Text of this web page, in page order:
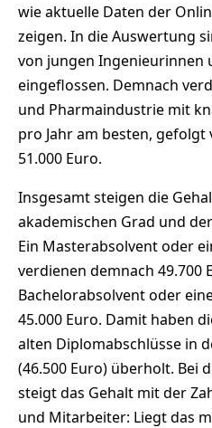
wie aktuelle Daten der
zeigen. In die Auswertung
von jungen Ingenieurinnen
eingeflossen. Demnach
und Pharmaindustrie mit
pro Jahr am besten,
51.000 Euro.
Insgesamt steigen die
akademischen Grad und
Ein Masterabsolvent oder
verdienen demnach 49.700
Bachelorabsolvent oder
45.000 Euro. Damit haben
alten Diplomabschlüsse in
(46.500 Euro) überholt. Bei
steigt das Gehalt mit der
und Mitarbeiter: Liegt das